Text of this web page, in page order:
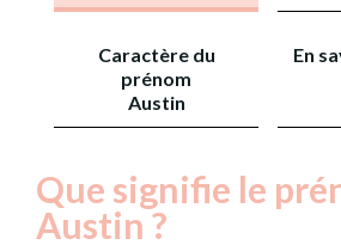
Caractère du
prénom
Austin
En
Que signifie le
Austin ?